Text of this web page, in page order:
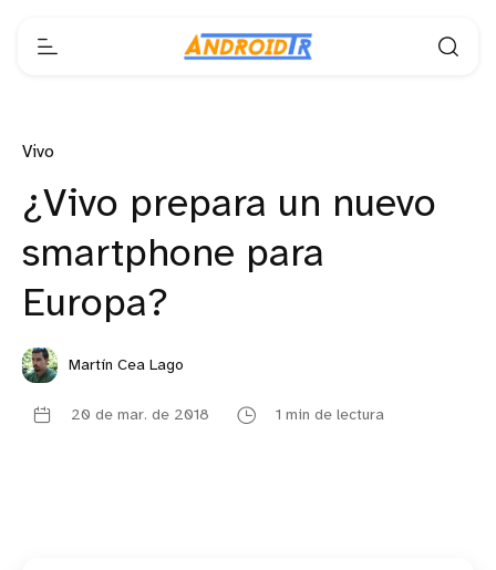
Vivo
¿Vivo prepara un nuevo
smartphone para
Europa?
Martín Cea Lago
20 de mar. de 2018 1 min de lectura